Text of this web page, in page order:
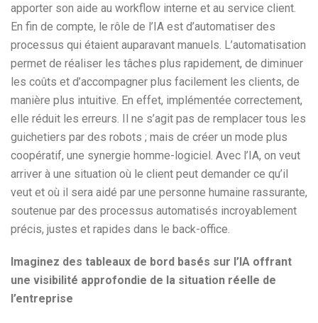
apporter son aide au workflow interne et au service client.
En fin de compte, le rôle de l’IA est d’automatiser des
processus qui étaient auparavant manuels. L’automatisation
permet de réaliser les tâches plus rapidement, de diminuer
les coûts et d’accompagner plus facilement les clients, de
manière plus intuitive. En effet, implémentée correctement,
elle réduit les erreurs. Il ne s’agit pas de remplacer tous les
guichetiers par des robots ; mais de créer un mode plus
coopératif, une synergie homme-logiciel. Avec l’IA, on veut
arriver à une situation où le client peut demander ce qu’il
veut et où il sera aidé par une personne humaine rassurante,
soutenue par des processus automatisés incroyablement
précis, justes et rapides dans le back-office.
Imaginez des tableaux de bord basés sur l’IA offrant
une visibilité approfondie de la situation réelle de
l’entreprise